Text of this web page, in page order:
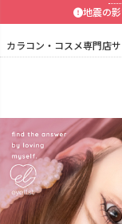
地震の
カラコン・コスメ専門店